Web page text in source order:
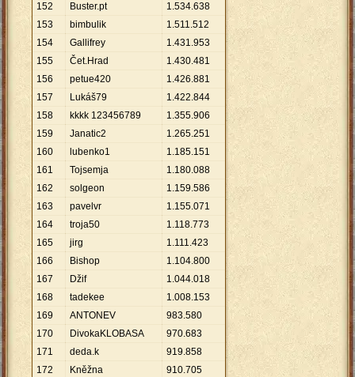
152
Buster.pt 1.534.638
153
bimbulik 1.511.512
154
Gallifrey 1.431.953
155
Čet.Hrad 1.430.481
156
petue420 1.426.881
157
Lukáš79 1.422.844
158
kkkk 123456789 1.355.906
159
Janatic2 1.265.251
160
lubenko1 1.185.151
161
Tojsemja 1.180.088
162
solgeon 1.159.586
163
pavelvr 1.155.071
164
troja50 1.118.773
165
jirg 1.111.423
166
Bishop 1.104.800
167
Džif 1.044.018
168
tadekee 1.008.153
169
ANTONEV 983.580
170
DivokaKLOBASA 970.683
171
deda.k 919.858
172
Kněžna 910.705